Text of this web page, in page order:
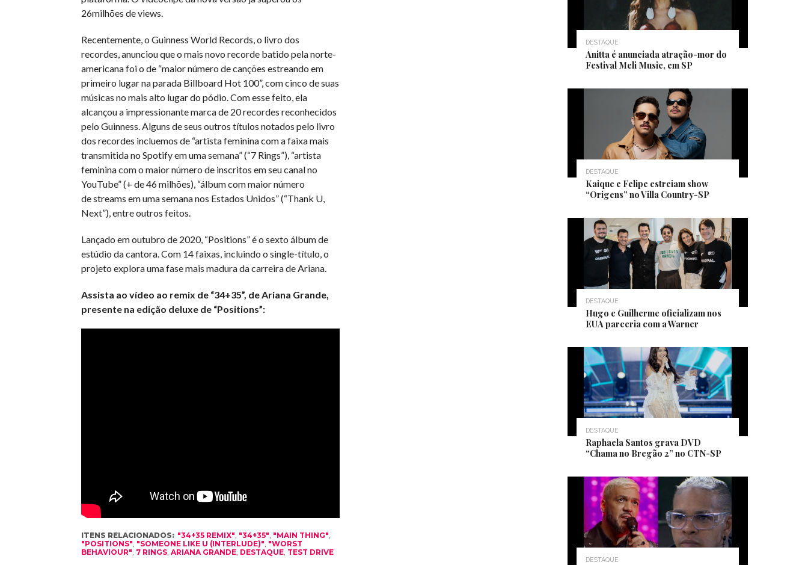
26milhões de views.
Recentemente, o Guinness World Records, o livro dos
recordes, anunciou que o mais novo recorde batido pela norte-
americana foi o de “maior número de canções estreando em
primeiro lugar na parada Billboard Hot 100”, com cinco de suas
músicas no mais alto lugar do pódio. Com esse feito, ela
alcançou a impressionante marca de 20 recordes reconhecidos
pelo Guinness. Alguns de seus outros títulos notados pelo livro
dos recordes incluemos de “artista feminina com a faixa mais
transmitida no Spotify em uma semana” (“7 Rings”), “artista
feminina com o maior número de inscritos em seu canal no
YouTube” (+ de 46 milhões), “álbum com maior número
de streams em uma semana nos Estados Unidos” (“Thank U,
Next”), entre outros feitos.
Lançado em outubro de 2020, “Positions” é o sexto álbum de
estúdio da cantora. Com 14 faixas, incluindo o single-título, o
projeto explora uma fase mais madura da carreira de Ariana.
Assista ao vídeo ao remix de “34+35”, de Ariana Grande,
presente na edição deluxe de “Positions”:
ITENS RELACIONADOS: "34+35 REMIX" "34+35" "MAIN THING"
"POSITIONS" "SOMEONE LIKE U (INTERLUDE)" "WORST
BEHAVIOUR" 7 RINGS, ARIANA GRANDE, DESTAQUE, TEST DRIVE
DESTAQUE
Anitta é anunciada atração-mor do
Festival Meli Music, em SP
DESTAQUE
Kaique e Felipe estreiam show
“Origens” no Villa Country-SP
DESTAQUE
Hugo e Guilherme oficializam nos
EUA parceria com a Warner
DESTAQUE
Raphaela Santos grava DVD
“Chama no Bregão 2” no CTN-SP
DESTAQUE